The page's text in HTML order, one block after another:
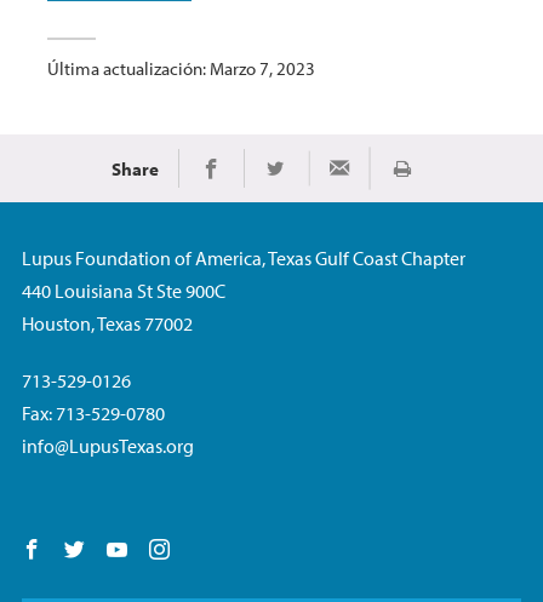
Última actualización: Marzo 7, 2023
Share Share on Facebook
Share on TwitterShare via EmailImprimir
Lupus Foundation of America, Texas Gulf Coast Chapter
440 Louisiana St Ste 900C
Houston, Texas 77002
713-529-0126
Fax: 713-529-0780
info@LupusTexas.org
Follow us on Facebook
Follow us on Twitter
Follow us on YouTube